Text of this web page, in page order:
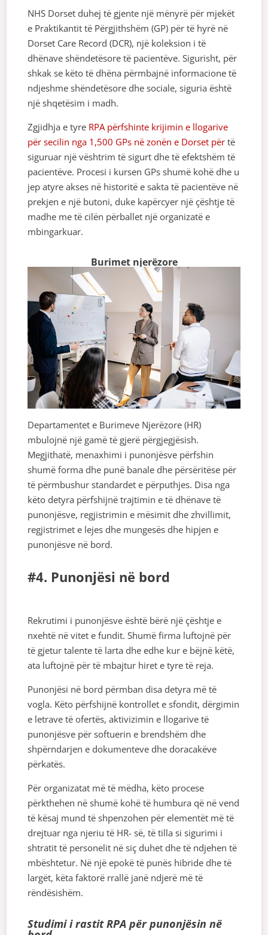
NHS Dorset duhej të gjente një mënyrë për mjekët
e Praktikantit të Përgjithshëm (GP) për të hyrë në
Dorset Care Record (DCR), një koleksion i të
dhënave shëndetësore të pacientëve. Sigurisht, për
shkak se këto të dhëna përmbajnë informacione të
ndjeshme shëndetësore dhe sociale, siguria është
një shqetësim i madh.
Zgjidhja e tyre RPA përfshinte krijimin e llogarive
për secilin nga 1,500 GPs në zonën e Dorset për të
siguruar një vështrim të sigurt dhe të efektshëm të
pacientëve. Procesi i kursen GPs shumë kohë dhe u
jep atyre akses në historitë e sakta të pacientëve në
prekjen e një butoni, duke kapërcyer një çështje të
madhe me të cilën përballet një organizatë e
mbingarkuar.
Burimet njerëzore
Departamentet e Burimeve Njerëzore (HR)
mbulojnë një gamë të gjerë përgjegjësish.
Megjithatë, menaxhimi i punonjësve përfshin
shumë forma dhe punë banale dhe përsëritëse për
të përmbushur standardet e përputhjes. Disa nga
këto detyra përfshijnë trajtimin e të dhënave të
punonjësve, regjistrimin e mësimit dhe zhvillimit,
regjistrimet e lejes dhe mungesës dhe hipjen e
punonjësve në bord.
#4. Punonjësi në bord
Rekrutimi i punonjësve është bërë një çështje e
nxehtë në vitet e fundit. Shumë firma luftojnë për
të gjetur talente të larta dhe edhe kur e bëjnë këtë,
ata luftojnë për të mbajtur hiret e tyre të reja.
Punonjësi në bord përmban disa detyra më të
vogla. Këto përfshijnë kontrollet e sfondit, dërgimin
e letrave të ofertës, aktivizimin e llogarive të
punonjësve për softuerin e brendshëm dhe
shpërndarjen e dokumenteve dhe doracakëve
përkatës.
Për organizatat më të mëdha, këto procese
përkthehen në shumë kohë të humbura që në vend
të kësaj mund të shpenzohen për elementët më të
drejtuar nga njeriu të HR- së, të tilla si sigurimi i
shtratit të personelit në siç duhet dhe të ndjehen të
mbështetur. Në një epokë të punës hibride dhe të
largët, këta faktorë rrallë janë ndjerë më të
rëndësishëm.
Studimi i rastit RPA për punonjësin në